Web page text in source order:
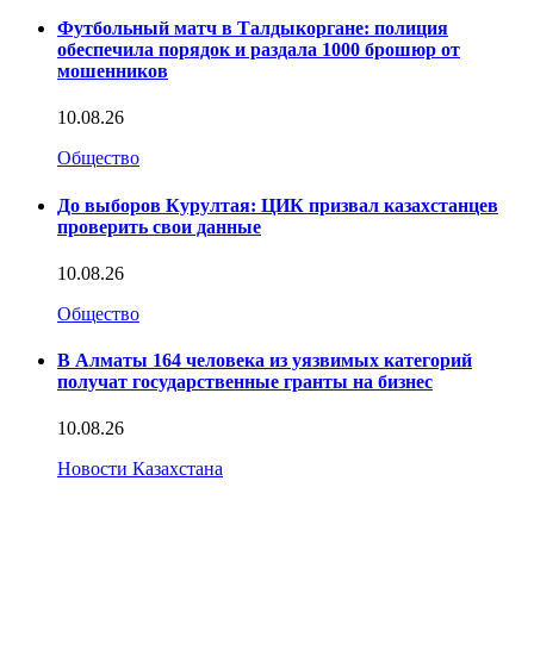
Футбольный матч в Талдыкоргане: полиция
обеспечила порядок и раздала 1000 брошюр от
мошенников
10.08.26
Общество
До выборов Курултая: ЦИК призвал казахстанцев
проверить свои данные
10.08.26
Общество
В Алматы 164 человека из уязвимых категорий
получат государственные гранты на бизнес
10.08.26
Новости Казахстана